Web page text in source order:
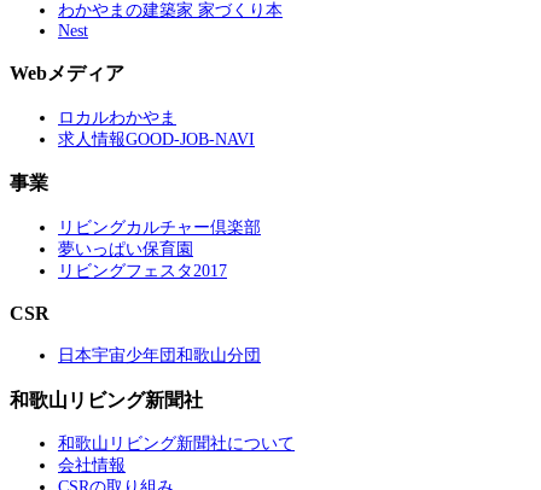
わかやまの建築家 家づくり本
Nest
Webメディア
ロカルわかやま
求人情報GOOD-JOB-NAVI
事業
リビングカルチャー倶楽部
夢いっぱい保育園
リビングフェスタ2017
CSR
日本宇宙少年団和歌山分団
和歌山リビング新聞社
和歌山リビング新聞社について
会社情報